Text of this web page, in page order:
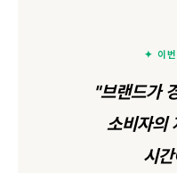
✦ 이
"브랜드가
소비자의
시